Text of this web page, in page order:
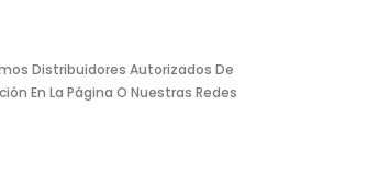
Distribuidores Autorizados De
En La Página O Nuestras Redes